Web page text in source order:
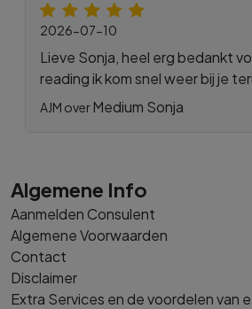
2026-07-10
Lieve Sonja, heel erg bedankt
reading ik kom snel weer bij je
AJM overMedium Sonja
Algemene Info
Aanmelden Consulent
Algemene Voorwaarden
Contact
Disclaimer
Extra Services en de voordelen van